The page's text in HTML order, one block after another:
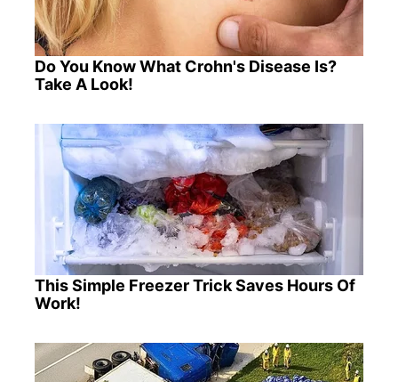
Do You Know What Crohn's Disease Is?
Take A Look!
This Simple Freezer Trick Saves Hours Of
Work!